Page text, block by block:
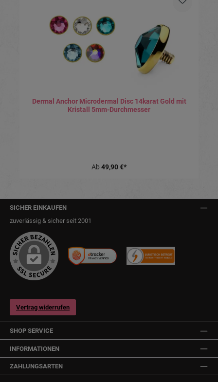
Dermal Anchor Microdermal Disc 14karat Gold mit
Kristall 5mm-Durchmesser
Ab 49,90 €*
SICHER EINKAUFEN
zuverlässig & sicher seit 2001
Vertrag widerrufen
SHOP SERVICE
INFORMATIONEN
ZAHLUNGSARTEN